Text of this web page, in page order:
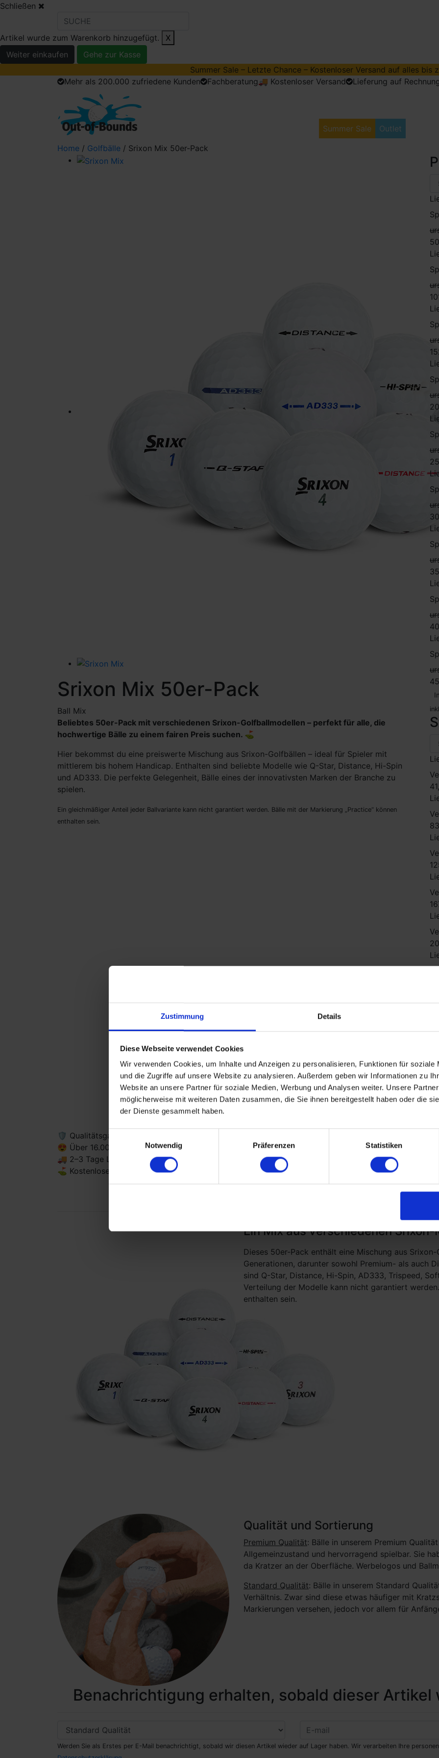
Zustimmung Details
Diese Webseite verwendet Cookies
Wir verwenden Cookies, um Inhalte und Anzeigen zu personalisieren, Funktionen für soziale
und die Zugriffe auf unsere Website zu analysieren. Außerdem geben wir Informationen zu
Website an unsere Partner für soziale Medien, Werbung und Analysen weiter. Unsere
möglicherweise mit weiteren Daten zusammen, die Sie ihnen bereitgestellt haben oder die
der Dienste gesammelt haben.
Einwilligungsauswahl
Notwendig
Präferenzen Statistiken
Schließen
Artikel wurde zum Warenkorb hinzugefügt.
X
Weiter einkaufen
Gehe zur Kasse
Summer Sale – Letzte Chance – Kostenloser Versand auf alles bis
Mehr als 200.000 zufriedene Kunden
Fachberatung🚚 Kostenloser Versand Lieferung auf
Summer Sale Outlet
Home / Golfbälle / Srixon Mix 50er-Pack
Srixon Mix 50er-Pack
Ball Mix
Beliebtes 50er-Pack mit verschiedenen Srixon-Golfballmodellen – perfekt für alle, die
hochwertige Bälle zu einem fairen Preis suchen. ⛳
Hier bekommst du eine preiswerte Mischung aus Srixon-Golfbällen – ideal für Spieler mit
mittlerem bis hohem Handicap. Enthalten sind beliebte Modelle wie Q-Star, Distance, Hi-Spin
und AD333. Die perfekte Gelegenheit, Bälle eines der innovativsten Marken der Branche zu
spielen.
Ein gleichmäßiger Anteil jeder Ballvariante kann nicht garantiert werden. Bälle mit der Markierung „Practice“ können
enthalten sein.
🛡 Qualitätsgarantie & kostenlose Rückgabe!
😍 Über 16.000 Fünf-Sterne-Bewertungen
🚚 2–3 Tage Lieferzeit mit DHL
⛳ Kostenloser Versand
Fakten & Spezifikationen
Ein Mix aus verschiedenen
Dieses 50er-Pack enthält eine Mischung aus
Generationen, darunter sowohl Premium- als auch
sind Q-Star, Distance, Hi-Spin, AD333, Trispeed,
Verteilung der Modelle kann nicht garantiert
enthalten sein.
Qualität und Sortierung
Premium Qualität: Bälle in unserem Premium
Allgemeinzustand und hervorragend spielbar. Sie
da Kratzer an der Oberfläche. Werbelogos und
Standard Qualität: Bälle in unserem Standard
Verhältnis. Zwar sind diese etwas häufiger mit
Markierungen versehen, jedoch vor allem für
Benachrichtigung erhalten, sobald dieser
Werden Sie als Erstes per E-Mail benachrichtigt, sobald wir diesen Artikel wieder auf Lager haben. Wir verarbeiten Ihre